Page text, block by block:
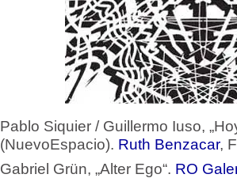
Pablo Siquier / Guillermo Iuso,
(NuevoEspacio). Ruth Benzacar,
Gabriel Grün, „Alter Ego“. RO